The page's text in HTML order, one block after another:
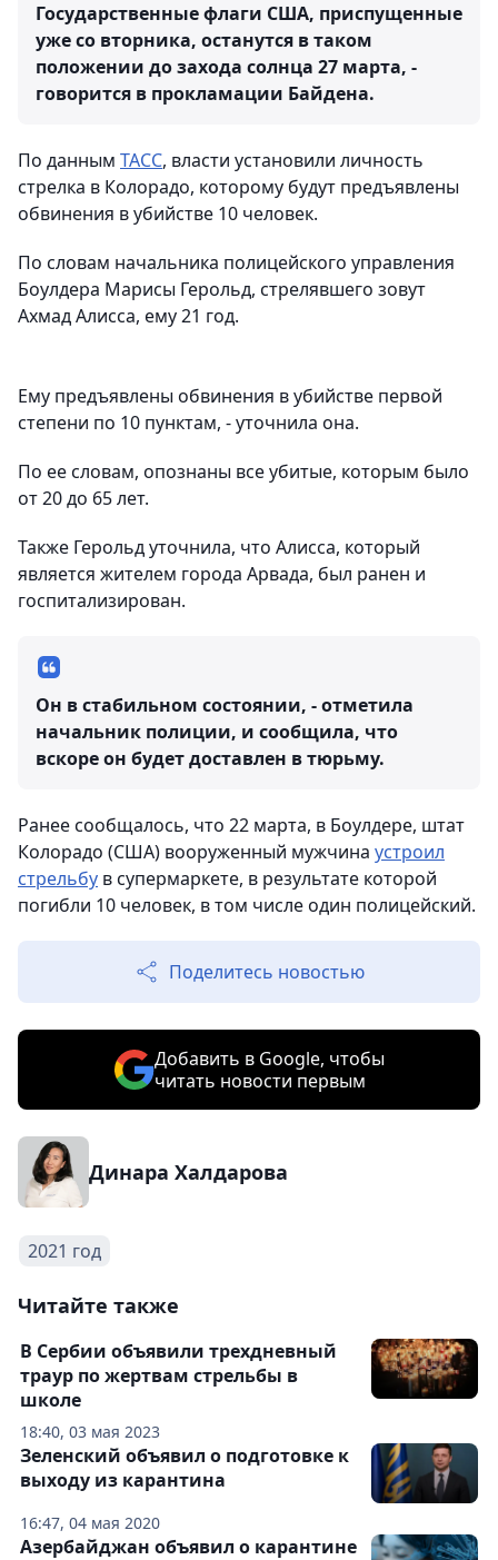
Государственные флаги США, приспущенные
уже со вторника, останутся в таком
положении до захода солнца 27 марта, -
говорится в прокламации Байдена.
По данным ТАСС, власти установили личность
стрелка в Колорадо, которому будут предъявлены
обвинения в убийстве 10 человек.
По словам начальника полицейского управления
Боулдера Марисы Герольд, стрелявшего зовут
Ахмад Алисса, ему 21 год.
Ему предъявлены обвинения в убийстве первой
степени по 10 пунктам, - уточнила она.
По ее словам, опознаны все убитые, которым было
от 20 до 65 лет.
Также Герольд уточнила, что Алисса, который
является жителем города Арвада, был ранен и
госпитализирован.
Он в стабильном состоянии, - отметила
начальник полиции, и сообщила, что
вскоре он будет доставлен в тюрьму.
Ранее сообщалось, что 22 марта, в Боулдере, штат
Колорадо (США) вооруженный мужчина устроил
стрельбу в супермаркете, в результате которой
погибли 10 человек, в том числе один полицейский.
Поделитесь новостью
Добавить в Google, чтобы
читать новости первым
Динара Халдарова
2021 год
Читайте также
18:40, 03 мая 2023
В Сербии объявили трехдневный
траур по жертвам стрельбы в
школе
16:47, 04 мая 2020
Зеленский объявил о подготовке к
выходу из карантина
Азербайджан объявил о карантине